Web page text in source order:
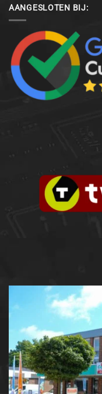
AANGESLOTEN BIJ: